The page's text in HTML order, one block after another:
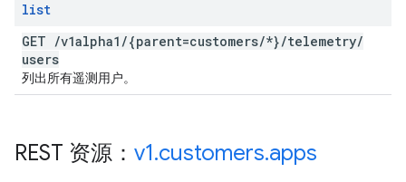
list
GET /v1alpha1 /{parent=customers/*}/telemetry/
users
列出所有遥测用户。
REST 资源： v1.customers.apps